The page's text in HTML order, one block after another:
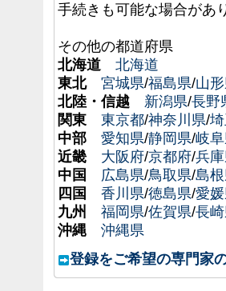
手続きも可能な場合があ
その他の都道府県
北海道
北海道
東北
宮城県/福島県/山
北陸・信越
新潟県/長野
関東
東京都/神奈川県/
中部
愛知県/静岡県/岐
近畿
大阪府/京都府/兵
中国
広島県/鳥取県/島
四国
香川県/徳島県/愛
九州
福岡県/佐賀県/長
沖縄
沖縄県
登録をご希望の専門家